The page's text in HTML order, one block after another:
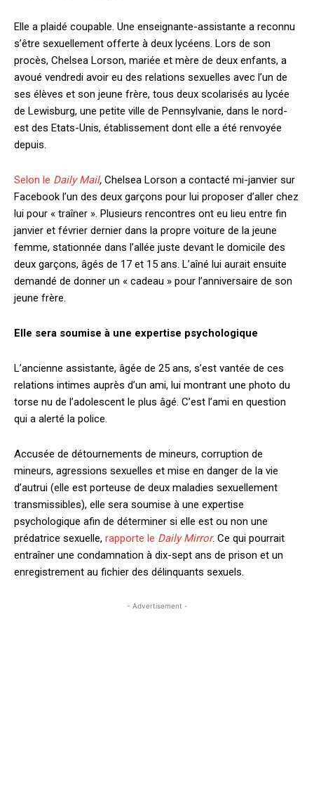
Elle a plaidé coupable. Une enseignante-assistante a reconnu
s’être sexuellement offerte à deux lycéens. Lors de son
procès, Chelsea Lorson, mariée et mère de deux enfants, a
avoué vendredi avoir eu des relations sexuelles avec l’un de
ses élèves et son jeune frère, tous deux scolarisés au lycée
de Lewisburg, une petite ville de Pennsylvanie, dans le nord-
est des Etats-Unis, établissement dont elle a été renvoyée
depuis.
Selon le Daily Mail, Chelsea Lorson a contacté mi-janvier sur
Facebook l’un des deux garçons pour lui proposer d’aller chez
lui pour « traîner ». Plusieurs rencontres ont eu lieu entre fin
janvier et février dernier dans la propre voiture de la jeune
femme, stationnée dans l’allée juste devant le domicile des
deux garçons, âgés de 17 et 15 ans. L’aîné lui aurait ensuite
demandé de donner un « cadeau » pour l’anniversaire de son
jeune frère.
Elle sera soumise à une expertise psychologique
L’ancienne assistante, âgée de 25 ans, s’est vantée de ces
relations intimes auprès d’un ami, lui montrant une photo du
torse nu de l’adolescent le plus âgé. C’est l’ami en question
qui a alerté la police.
Accusée de détournements de mineurs, corruption de
mineurs, agressions sexuelles et mise en danger de la vie
d’autrui (elle est porteuse de deux maladies sexuellement
transmissibles), elle sera soumise à une expertise
psychologique afin de déterminer si elle est ou non une
prédatrice sexuelle, rapporte le Daily Mirror. Ce qui pourrait
entraîner une condamnation à dix-sept ans de prison et un
enregistrement au fichier des délinquants sexuels.
- Advertisement -